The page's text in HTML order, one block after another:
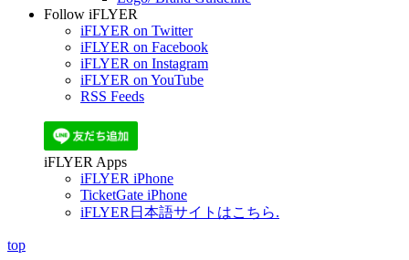
Follow iFLYER
iFLYER on Twitter
iFLYER on Facebook
iFLYER on Instagram
iFLYER on YouTube
RSS Feeds
iFLYER Apps
iFLYER iPhone
TicketGate iPhone
iFLYER日本語サイトはこちら.
top